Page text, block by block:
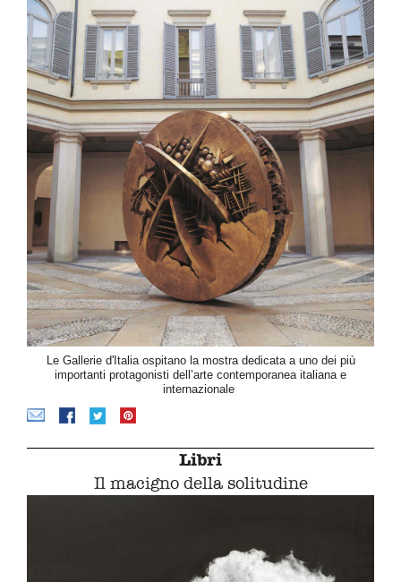
Le Gallerie d'Italia ospitano la mostra dedicata a uno dei più
importanti protagonisti dell’arte contemporanea italiana e
internazionale
Libri
Il macigno della solitudine